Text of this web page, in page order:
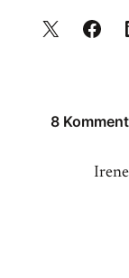
8
Irene